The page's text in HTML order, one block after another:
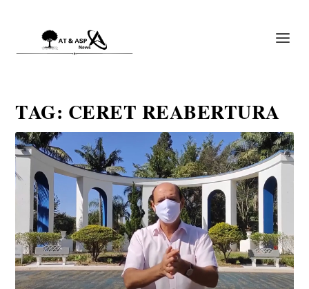
TAG: CERET REABERTURA